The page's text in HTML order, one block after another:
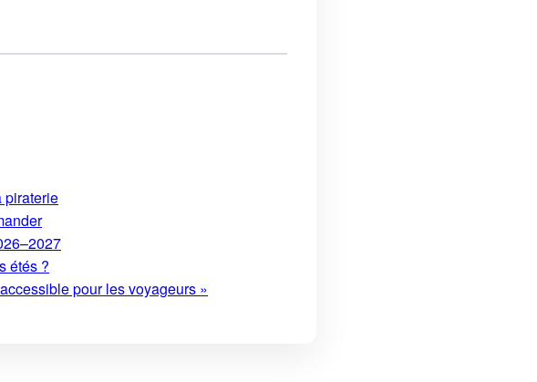
piraterie
étés ?
pour les voyageurs »